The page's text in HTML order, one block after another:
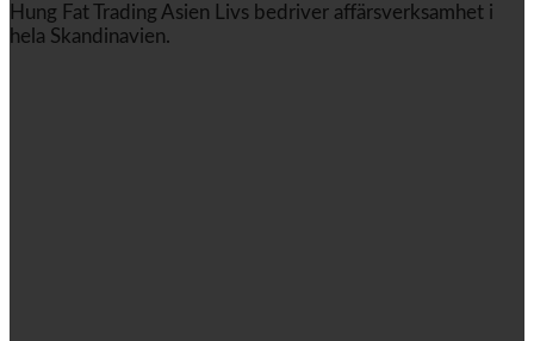
Hung Fat Trading Asien Livs bedriver affärsverksamhet i
hela Skandinavien.